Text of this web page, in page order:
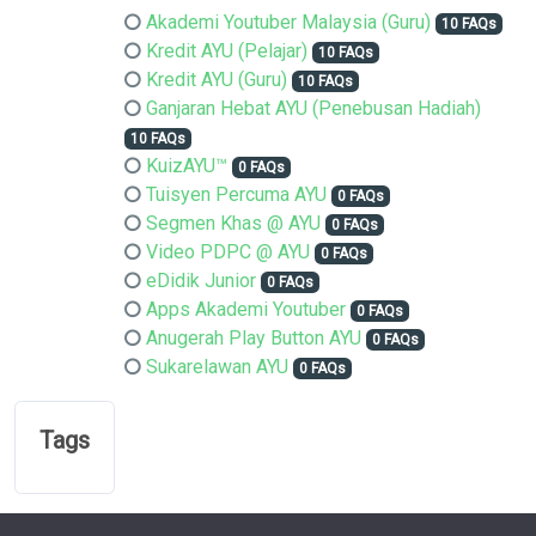
Akademi Youtuber Malaysia (Guru) 10 FAQs
Kredit AYU (Pelajar) 10 FAQs
Kredit AYU (Guru) 10 FAQs
Ganjaran Hebat AYU (Penebusan Hadiah)
10 FAQs
KuizAYU™ 0 FAQs
Tuisyen Percuma AYU 0 FAQs
Segmen Khas @ AYU 0 FAQs
Video PDPC @ AYU 0 FAQs
eDidik Junior 0 FAQs
Apps Akademi Youtuber 0 FAQs
Anugerah Play Button AYU 0 FAQs
Sukarelawan AYU 0 FAQs
Tags